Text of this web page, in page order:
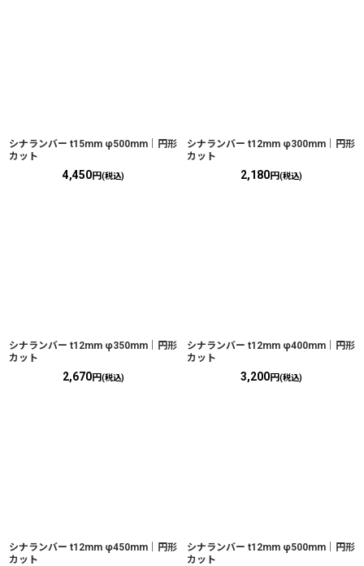
シナランバー t15mm φ500mm｜円形
カット
4,450円(税込)
シナランバー t12mm φ300mm｜円形
カット
2,180円(税込)
シナランバー t12mm φ350mm｜円形
カット
2,670円(税込)
シナランバー t12mm φ400mm｜円形
カット
3,200円(税込)
シナランバー t12mm φ450mm｜円形
カット
シナランバー t12mm φ500mm｜円形
カット